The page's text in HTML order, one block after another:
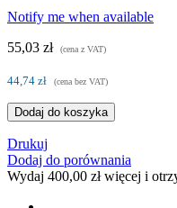
Notify me when available
55,03 zł
(cena z VAT)
44,74 zł (cena bez VAT)
Dodaj do koszyka
Drukuj
Dodaj do porównania
Wydaj 400,00 złwięcej i